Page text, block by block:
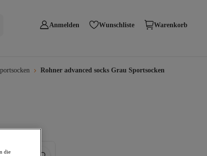
Anmelden Wunschliste Warenkorb
Rohner advanced socks Grau Sportsocken
die